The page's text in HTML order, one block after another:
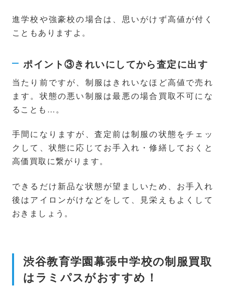
進学校や強豪校の場合は、思いがけず高値が付く
こともありますよ。
ポイント③きれいにしてから査定に出す
当たり前ですが、制服はきれいなほど高値で売れ
ます。状態の悪い制服は最悪の場合買取不可にな
ることも…。
手間になりますが、査定前は制服の状態をチェッ
クして、状態に応じてお手入れ・修繕しておくと
高価買取に繋がります。
できるだけ新品な状態が望ましいため、お手入れ
後はアイロンがけなどをして、見栄えもよくして
おきましょう。
渋谷教育学園幕張中学校の制服買取
はラミパスがおすすめ！